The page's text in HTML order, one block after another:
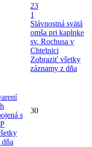
23
1
Slávnostná svätá
omša pri kaplnke
sv. Rochusa v
Chtelnici
Zobraziť všetky
záznamy z dňa
s
30